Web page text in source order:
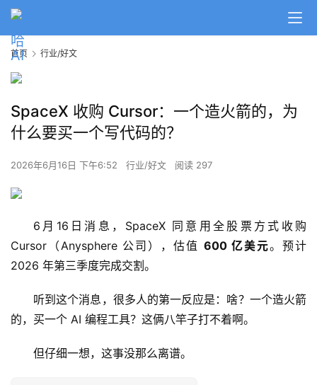
首页 行业/好文
SpaceX 收购 Cursor：一个造火箭的，为
什么要买一个写代码的？
2026年6月16日 下午6:52 行业/好文 阅读 297
6月16日消息，SpaceX 同意用全股票方式收购
Cursor（Anysphere 公司），估值 600 亿美元。预计
2026 年第三季度完成交割。
听到这个消息，很多人的第一反应是：啥？一个造火箭
的，买一个 AI 编程工具？这俩八竿子打不着啊。
但仔细一想，这事没那么离谱。